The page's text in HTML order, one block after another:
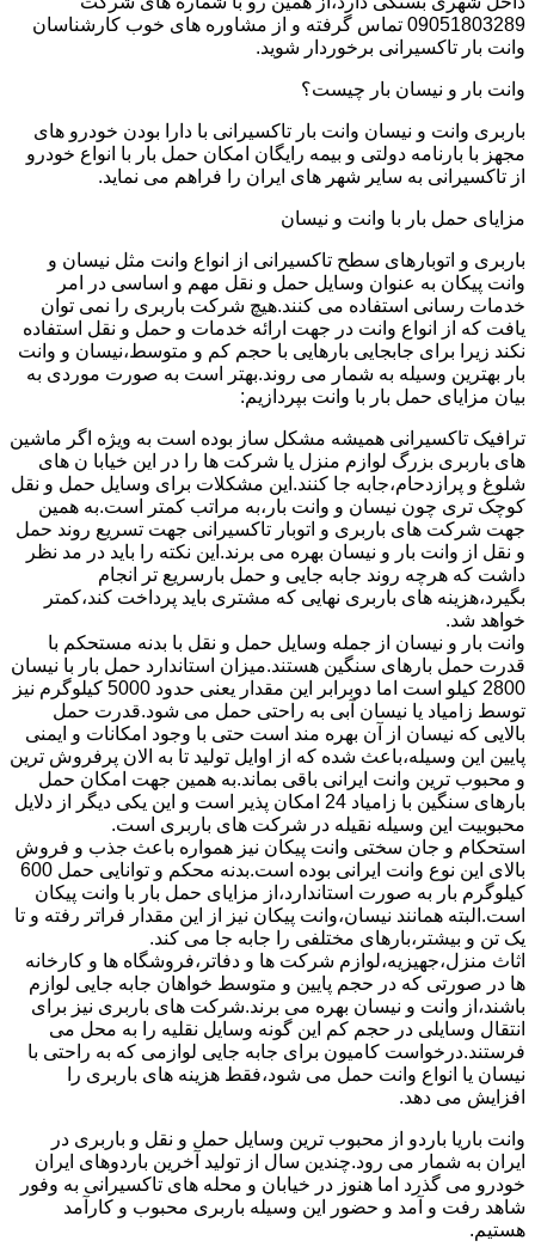
09051803289 تماس گرفته و از مشاوره های خوب کارشناسان
وانت بار تاکسیرانی برخوردار شوید.
وانت بار و نیسان بار چیست؟
باربری وانت و نیسان وانت بار تاکسیرانی با دارا بودن خودرو های
مجهز با بارنامه دولتی و بیمه رایگان امکان حمل بار با انواع خودرو
از تاکسیرانی به سایر شهر های ایران را فراهم می نماید.
مزایای حمل بار با وانت و نیسان
باربری و اتوبارهای سطح تاکسیرانی از انواع وانت مثل نیسان و
وانت پیکان به عنوان وسایل حمل و نقل مهم و اساسی در امر
خدمات رسانی استفاده می کنند.هیچ شرکت باربری را نمی توان
یافت که از انواع وانت در جهت ارائه خدمات و حمل و نقل استفاده
نکند زیرا برای جابجایی بارهایی با حجم کم و متوسط،نیسان و وانت
بار بهترین وسیله به شمار می روند.بهتر است به صورت موردی به
بیان مزایای حمل بار با وانت بپردازیم:
ترافیک تاکسیرانی همیشه مشکل ساز بوده است به ویژه اگر ماشین
های باربری بزرگ لوازم منزل یا شرکت ها را در این خیابا ن های
شلوغ و پرازدحام،جابه جا کنند.این مشکلات برای وسایل حمل و نقل
کوچک تری چون نیسان و وانت بار،به مراتب کمتر است.به همین
جهت شرکت های باربری و اتوبار تاکسیرانی جهت تسریع روند حمل
و نقل از وانت بار و نیسان بهره می برند.این نکته را باید در مد نظر
داشت که هرچه روند جابه جایی و حمل بارسریع تر انجام
بگیرد،هزینه های باربری نهایی که مشتری باید پرداخت کند،کمتر
خواهد شد.
وانت بار و نیسان از جمله وسایل حمل و نقل با بدنه مستحکم با
قدرت حمل بارهای سنگین هستند.میزان استاندارد حمل بار با نیسان
2800 کیلو است اما دوبرابر این مقدار یعنی حدود 5000 کیلوگرم نیز
توسط زامیاد یا نیسان آبی به راحتی حمل می شود.قدرت حمل
بالایی که نیسان از آن بهره مند است حتی با وجود امکانات و ایمنی
پایین این وسیله،باعث شده که از اوایل تولید تا به الان پرفروش ترین
و محبوب ترین وانت ایرانی باقی بماند.به همین جهت امکان حمل
بارهای سنگین با زامیاد 24 امکان پذیر است و این یکی دیگر از دلایل
محبوبیت این وسیله نقیله در شرکت های باربری است.
استحکام و جان سختی وانت پیکان نیز همواره باعث جذب و فروش
بالای این نوع وانت ایرانی بوده است.بدنه محکم و توانایی حمل 600
کیلوگرم بار به صورت استاندارد،از مزایای حمل بار با وانت پیکان
است.البته همانند نیسان،وانت پیکان نیز از این مقدار فراتر رفته و تا
یک تن و بیشتر،بارهای مختلفی را جابه جا می کند.
اثاث منزل،جهیزیه،لوازم شرکت ها و دفاتر،فروشگاه ها و کارخانه
ها در صورتی که در حجم پایین و متوسط خواهان جابه جایی لوازم
باشند،از وانت و نیسان بهره می برند.شرکت های باربری نیز برای
انتقال وسایلی در حجم کم این گونه وسایل نقلیه را به محل می
فرستند.درخواست کامیون برای جابه جایی لوازمی که به راحتی با
نیسان یا انواع وانت حمل می شود،فقط هزینه های باربری را
افزایش می دهد.
وانت باریا باردو از محبوب ترین وسایل حمل و نقل و باربری در
ایران به شمار می رود.چندین سال از تولید آخرین باردوهای ایران
خودرو می گذرد اما هنوز در خیابان و محله های تاکسیرانی به وفور
شاهد رفت و آمد و حضور این وسیله باربری محبوب و کارآمد
هستیم.